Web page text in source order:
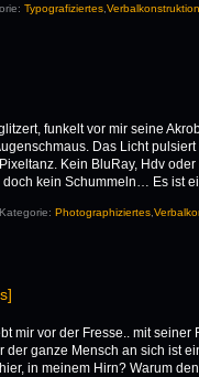
Typografiziertes
funkelt vor mir seine
Das Licht
Kein BluRay, Hdv
doch kein Schummeln… Es ist
Photographiziertes
mir vor der Fresse.. mit seiner
der ganze Mensch an sich ist
in meinem Hirn? Warum